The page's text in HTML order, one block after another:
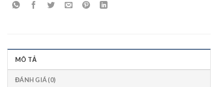
MÔ TẢ
ĐÁNH GIÁ (0)